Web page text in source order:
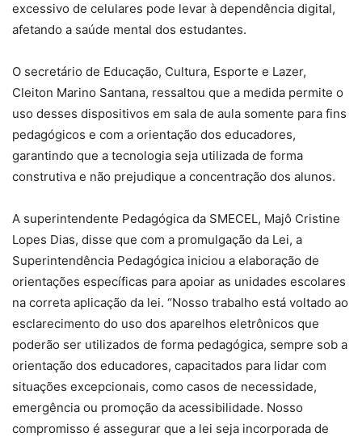
excessivo de celulares pode levar à dependência digital,
afetando a saúde mental dos estudantes.
O secretário de Educação, Cultura, Esporte e Lazer,
Cleiton Marino Santana, ressaltou que a medida permite o
uso desses dispositivos em sala de aula somente para fins
pedagógicos e com a orientação dos educadores,
garantindo que a tecnologia seja utilizada de forma
construtiva e não prejudique a concentração dos alunos.
A superintendente Pedagógica da SMECEL, Majô Cristine
Lopes Dias, disse que com a promulgação da Lei, a
Superintendência Pedagógica iniciou a elaboração de
orientações específicas para apoiar as unidades escolares
na correta aplicação da lei. “Nosso trabalho está voltado ao
esclarecimento do uso dos aparelhos eletrônicos que
poderão ser utilizados de forma pedagógica, sempre sob a
orientação dos educadores, capacitados para lidar com
situações excepcionais, como casos de necessidade,
emergência ou promoção da acessibilidade. Nosso
compromisso é assegurar que a lei seja incorporada de